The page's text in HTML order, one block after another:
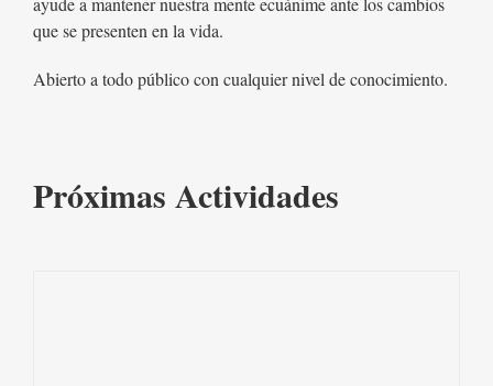
que se presenten en la vida.
Abierto a todo público con cualquier nivel de conocimiento.
Próximas Actividades